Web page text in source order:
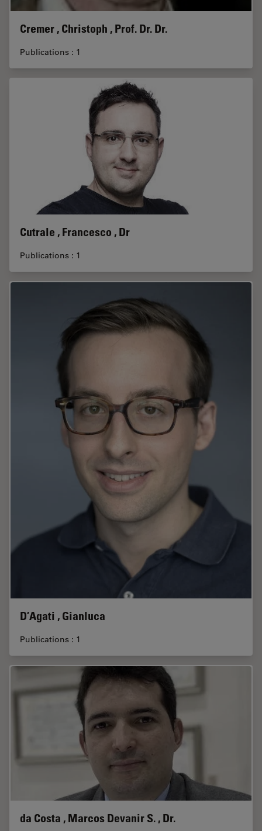
Cremer , Christoph , Prof. Dr. Dr.
Publications : 1
Cutrale , Francesco , Dr
Publications : 1
D’Agati , Gianluca
Publications : 1
da Costa , Marcos Devanir S. , Dr.